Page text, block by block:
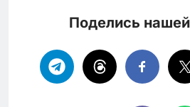
Поделись